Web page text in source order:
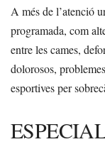
A més de l’atenció
programada, com
entre les cames,
dolorosos,
esportives per